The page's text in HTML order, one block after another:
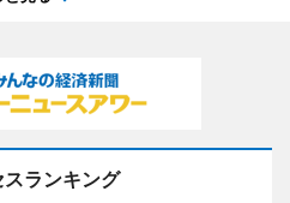
スランキング